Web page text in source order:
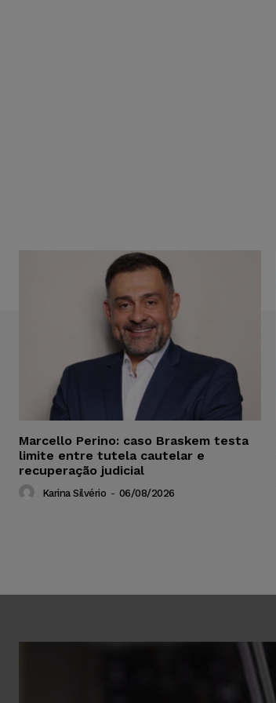
Marcello Perino: caso Braskem testa
limite entre tutela cautelar e
recuperação judicial
Karina Silvério - 06/08/2026